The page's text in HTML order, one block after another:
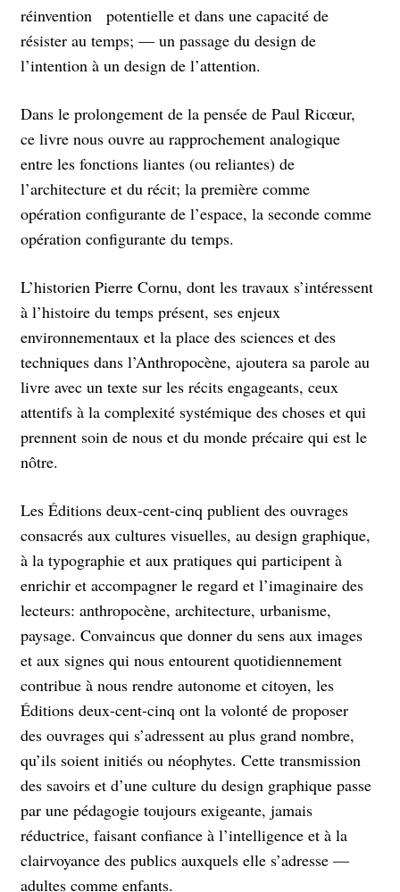
réinvention potentielle et dans une capacité de
résister au temps; — un passage du design de
l’intention à un design de l’attention.
Dans le prolongement de la pensée de Paul Ricœur,
ce livre nous ouvre au rapprochement analogique
entre les fonctions liantes (ou reliantes) de
l’architecture et du récit; la première comme
opération configurante de l’espace, la seconde comme
opération configurante du temps.
L’historien Pierre Cornu, dont les travaux s’intéressent
à l’histoire du temps présent, ses enjeux
environnementaux et la place des sciences et des
techniques dans l’Anthropocène, ajoutera sa parole au
livre avec un texte sur les récits engageants, ceux
attentifs à la complexité systémique des choses et qui
prennent soin de nous et du monde précaire qui est le
nôtre.
Les Éditions deux-cent-cinq publient des ouvrages
consacrés aux cultures visuelles, au design graphique,
à la typographie et aux pratiques qui participent à
enrichir et accompagner le regard et l’imaginaire des
lecteurs: anthropocène, architecture, urbanisme,
paysage. Convaincus que donner du sens aux images
et aux signes qui nous entourent quotidiennement
contribue à nous rendre autonome et citoyen, les
Éditions deux-cent-cinq ont la volonté de proposer
des ouvrages qui s’adressent au plus grand nombre,
qu’ils soient initiés ou néophytes. Cette transmission
des savoirs et d’une culture du design graphique passe
par une pédagogie toujours exigeante, jamais
réductrice, faisant confiance à l’intelligence et à la
clairvoyance des publics auxquels elle s’adresse —
adultes comme enfants.